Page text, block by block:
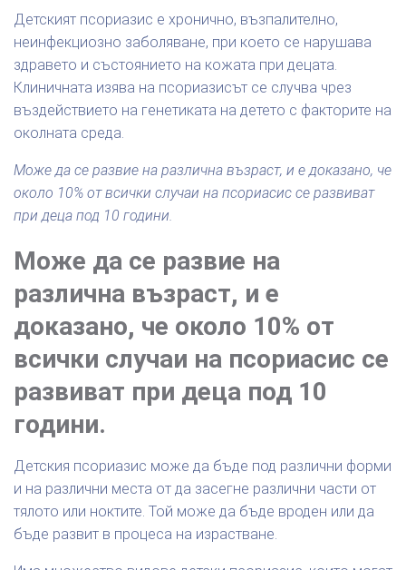
Детският псориазис е хронично, възпалително,
неинфекциозно заболяване, при което се нарушава
здравето и състоянието на кожата при децата.
Клиничната изява на псориазисът се случва чрез
въздействието на генетиката на детето с факторите на
околната среда.
Може да се развие на различна възраст, и е доказано, че
около 10% от всички случаи на псориасис се развиват
при деца под 10 години.
Може да се развие на
различна възраст, и е
доказано, че около 10% от
всички случаи на псориасис се
развиват при деца под 10
години.
Детския псориазис може да бъде под различни форми
и на различни места от да засегне различни части от
тялото или ноктите. Той може да бъде вроден или да
бъде развит в процеса на израстване.